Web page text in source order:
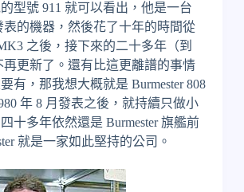
型號 911 就可以看出，他是一台
表的機器，然後花了十年的時間從
之後，接下來的二十多年（到
再更新了。還有比這更離譜的事情
有，那我想大概就是 Burmester 808
年 8 月發表之後，就持續只做小
十多年依然還是 Burmester 旗艦前
就是一家如此堅持的公司。